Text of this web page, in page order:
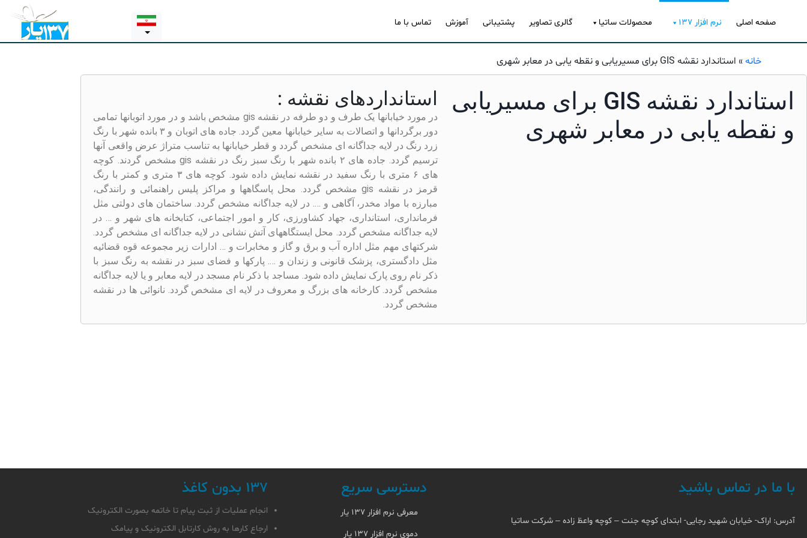
صفحه اصلی نرم افزار ۱۳۷ محصولات ساتیا گالری تصاویر پشتیبانی آموزش تماس با ما
خانه» استاندارد نقشه GIS برای مسیریابی و نقطه یابی در معابر شهری
استاندارد نقشه GIS برای مسیریابی
و نقطه یابی در معابر شهری
استانداردهای نقشه :
در مورد خیابانها یک طرف و دو طرفه در نقشه gis مشخص باشد و در مورد اتوبانها تمامی
دور برگردانها و اتصالات به سایر خیابانها معین گردد. جاده های اتوبان و ۳ بانده شهر با رنگ
زرد رنگ در لایه جداگانه ای مشخص گردد و قطر خیابانها به تناسب متراژ عرض واقعی آنها
ترسیم گردد. جاده های ۲ بانده شهر با رنگ سبز رنگ در نقشه gis مشخص گردند. کوچه
های ۶ متری با رنگ سفید در نقشه نمایش داده شود. کوچه های ۳ متری و کمتر با رنگ
قرمز در نقشه gis مشخص گردد. محل پاسگاهها و مراکز پلیس راهنمائی و رانندگی،
مبارزه با مواد مخدر، آگاهی و …. در لایه جداگانه مشخص گردد. ساختمان های دولتی مثل
فرمانداری، استانداری، جهاد کشاورزی، کار و امور اجتماعی، کتابخانه های شهر و … در
لایه جداگانه مشخص گردد. محل ایستگاههای آتش نشانی در لایه جداگانه ای مشخص گردد.
شرکتهای مهم مثل اداره آب و برق و گاز و مخابرات و … ادارات زیر مجموعه قوه قضائیه
مثل دادگستری، پزشک قانونی و زندان و …. پارکها و فضای سبز در نقشه به رنگ سبز با
ذکر نام روی پارک نمایش داده شود. مساجد با ذکر نام مسجد در لایه معابر و یا لایه جداگانه
مشخص گردد. کارخانه های بزرگ و معروف در لایه ای مشخص گردد. نانوائی ها در نقشه
مشخص گردد.
با ما در تماس باشید
آدرس: اراک- خیابان شهید رجایی- ابتدای کوچه جنت – کوچه واعظ زاده – شرکت ساتیا
دسترسی سریع
معرفی نرم افزار ۱۳۷ یار
دموی نرم افزار ۱۳۷ یار
۱۳۷ بدون کاغذ
انجام عملیات از ثبت پیام تا خاتمه بصورت الکترونیک
ارجاع کارها به روش کارتابل الکترونیک و پیامک